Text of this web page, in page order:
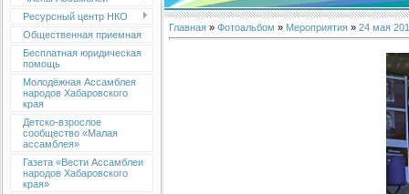
Ресурсный центр НКО
Общественная приемная
Бесплатная юридическая
помощь
Молодёжная Ассамблея
народов Хабаровского
края
Детско-взрослое
сообщество «Малая
ассамблея»
Газета «Вести Ассамблеи
народов Хабаровского
края»
Главная » Фотоальбом » Мероприятия » 24 мая